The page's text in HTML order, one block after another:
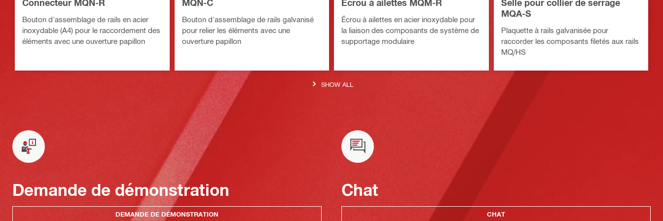
Connecteur MQN-R
Bouton d'assemblage de rails en acier
inoxydable (A4) pour le raccordement des
éléments avec une ouverture papillon
MQN-C
Bouton d'assemblage de rails galvanisé
pour relier les éléments avec une
ouverture papillon
Écrou à ailettes MQM-R
Écrou à ailettes en acier inoxydable pour
la liaison des composants de système de
supportage modulaire
Selle pour collier de serrage
MQA-S
Plaquette à rails galvanisée pour
raccorder les composants filetés aux rails
MQ/HS
SHOW ALL
Demande de démonstration
DEMANDE DE DÉMONSTRATION
Chat
CHAT